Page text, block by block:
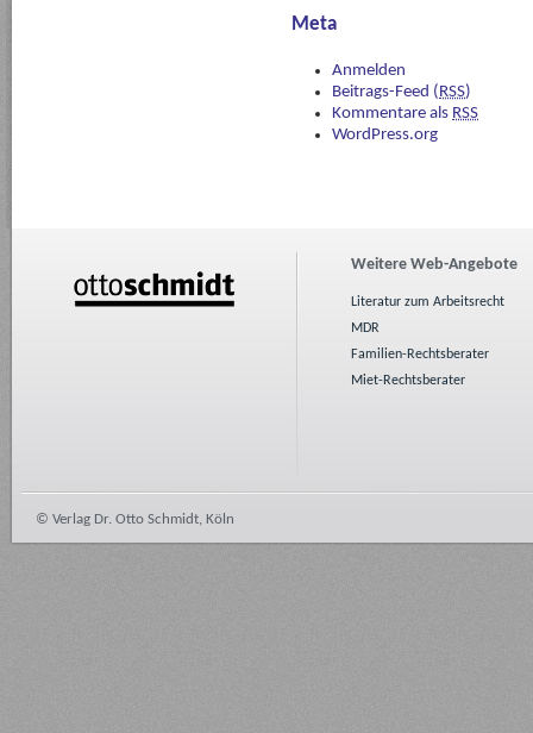
Meta
Anmelden
Beitrags-Feed (RSS)
Kommentare als RSS
WordPress.org
Weitere Web-Angebote
Literatur zum Arbeitsrecht
MDR
Familien-Rechtsberater
Miet-Rechtsberater
© Verlag Dr. Otto Schmidt, Köln